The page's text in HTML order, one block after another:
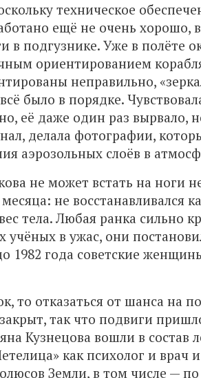
техническое
ещё не очень хорошо,
подгузнике. Уже в полёте
ориентированием
неправильно,
было в порядке.
её даже один раз вырвало,
делала фотографии,
аэрозольных слоёв в
не может встать на ноги
не восстанавливался
тела. Любая ранка сильно
учёных в ужас, они
1982 года советские
то отказаться от шанса на
так что подвиги
Кузнецова вошли в состав
как психолог и врач
Земли, в том числе —